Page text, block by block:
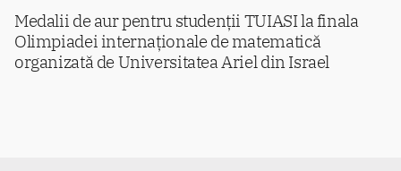
Medalii de aur pentru studenții TUIASI la finala
Olimpiadei internaționale de matematică
organizată de Universitatea Ariel din Israel